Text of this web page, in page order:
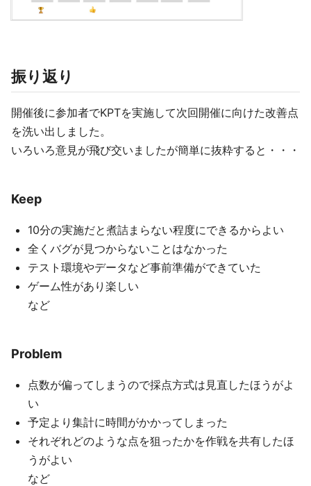
振り返り
開催後に参加者でKPTを実施して次回開催に向けた改善点
を洗い出しました。
いろいろ意見が飛び交いましたが簡単に抜粋すると・・・
Keep
10分の実施だと煮詰まらない程度にできるからよい
全くバグが見つからないことはなかった
テスト環境やデータなど事前準備ができていた
ゲーム性があり楽しい
など
Problem
点数が偏ってしまうので採点方式は見直したほうがよ
い
予定より集計に時間がかかってしまった
それぞれどのような点を狙ったかを作戦を共有したほ
うがよい
など